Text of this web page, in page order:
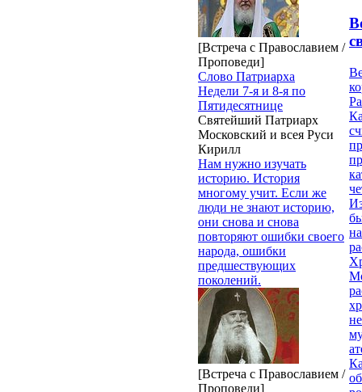
[Встреча с Православием /
Проповеди]
Слово Патриарха
Недели 7-я и 8-я по
Пятидесятнице
Святейший Патриарх
Московский и всея Руси
Кирилл
Нам нужно изучать
историю. История
многому учит. Если же
люди не знают историю,
они снова и снова
повторяют ошибки своего
народа, ошибки
предшествующих
поколений.
[Встреча с Православием /
Проповеди]